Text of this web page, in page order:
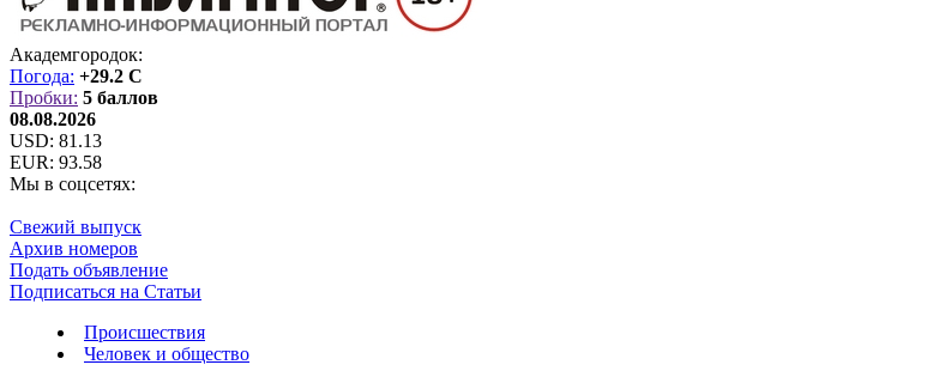
Академгородок:
Погода: +29.2 C
Пробки: 5 баллов
08.08.2026
USD: 81.13
EUR: 93.58
Мы в соцсетях:
Свежий выпуск
Архив номеров
Подать объявление
Подписаться на Статьи
Происшествия
Человек и общество